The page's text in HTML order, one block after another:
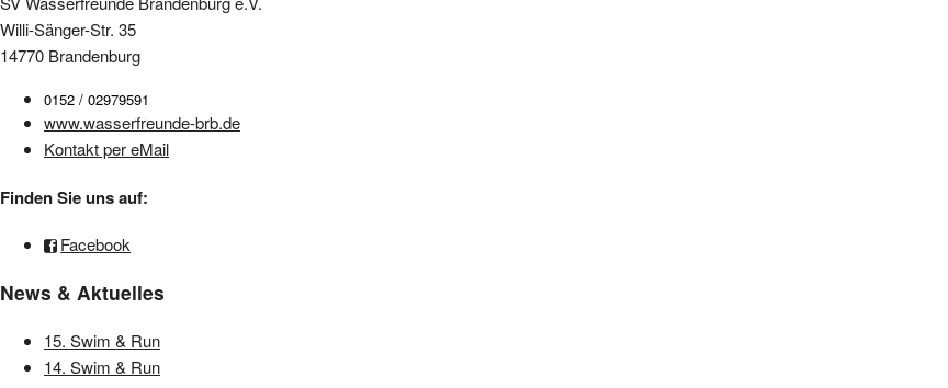
Willi-Sänger-Str. 35
14770 Brandenburg
0152 / 02979591
www.wasserfreunde-brb.de
Kontakt per eMail
Finden Sie uns auf:
Facebook
News & Aktuelles
15. Swim & Run
14. Swim & Run